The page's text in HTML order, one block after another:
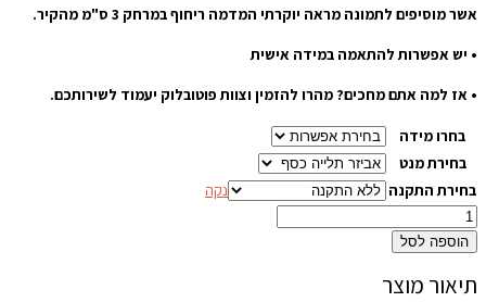
אשר מוסיפים לתמונה מראה יוקרתי המדמה ריחוף במרחק 3 ס"מ מהקיר.
• יש אפשרות להתאמה במידה אישית
• אז למה אתם מחכים? מהרו להזמין וצוות פוטובלוק יעמוד לשירותכם.
בחרו מידה
בחירת מנט
בחירת התקנה
נקה
הוספה לסל
תיאור מוצר